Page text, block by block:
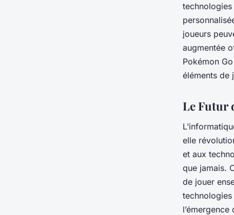
joueurs
augmentée
Pokémon
éléments de
Le Futur
elle
et aux
que jamais.
de jouer